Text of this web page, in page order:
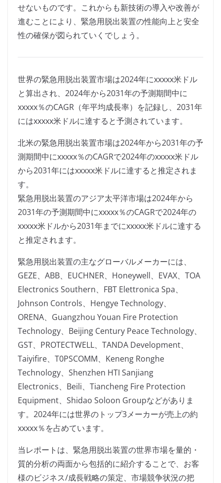
せないものです。これからも新技術の導入や改善が
進むことにより、緊急用脱出装置の性能向上と安全
性の確保が図られていくでしょう。
世界の緊急用脱出装置市場は2024年にxxxxx米ドル
と算出され、2024年から2031年の予測期間中に
xxxxx％のCAGR（年平均成長率）を記録し、2031年
にはxxxxx米ドルに達すると予測されています。
北米の緊急用脱出装置市場は2024年から2031年の予
測期間中にxxxxx％のCAGRで2024年のxxxxx米ドル
から2031年にはxxxxx米ドルに達すると推定されま
す。
緊急用脱出装置のアジア太平洋市場は2024年から
2031年の予測期間中にxxxxx％のCAGRで2024年の
xxxxx米ドルから2031年までにxxxxx米ドルに達する
と推定されます。
緊急用脱出装置の主なグローバルメーカーには、
GEZE、ABB、EUCHNER、Honeywell、EVAX、TOA
Electronics Southern、FBT Elettronica Spa、
Johnson Controls、Hengye Technology、
ORENA、Guangzhou Youan Fire Protection
Technology、Beijing Century Peace Technology、
GST、PROTECTWELL、TANDA Development、
Taiyifire、T0PSCOMM、Keneng Ronghe
Technology、Shenzhen HTI Sanjiang
Electronics、Beili、Tiancheng Fire Protection
Equipment、Shidao Soloon Groupなどがありま
す。2024年には世界のトップ3メーカーが売上の約
xxxxx％を占めています。
当レポートは、緊急用脱出装置の世界市場を量的・
質的分析の両面から包括的に紹介することで、お客
様のビジネス/成長戦略の策定、市場競争状況の把